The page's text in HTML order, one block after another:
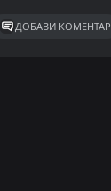
ДОБАВИ КОМЕНТАР